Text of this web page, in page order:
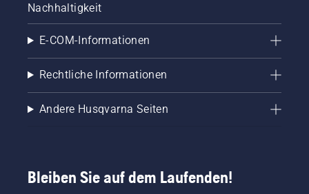
Nachhaltigkeit
E-COM-Informationen
Rechtliche Informationen
Andere Husqvarna Seiten
Bleiben Sie auf dem Laufenden!